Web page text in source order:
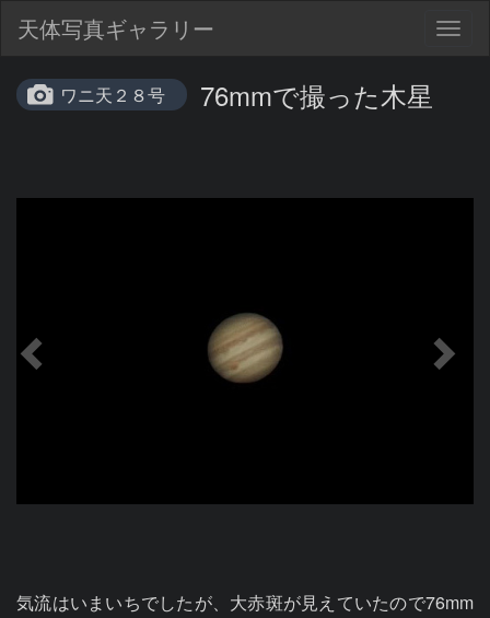
天体写真ギャラリー
ワニ天２８号 76mmで撮った木星
気流はいまいちでしたが、大赤斑が見えていたので76mm